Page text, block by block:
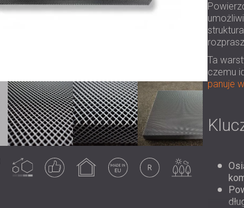
wynik
pomieszczeniach
na zewnątrz
Ta
czemu
panuje